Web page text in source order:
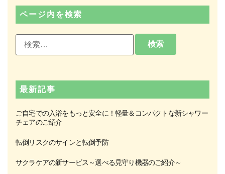
ページ内を検索
最新記事
ご自宅での入浴をもっと安全に！軽量＆コンパクトな新シャワー
チェアのご紹介
転倒リスクのサインと転倒予防
サクラケアの新サービス～選べる見守り機器のご紹介～